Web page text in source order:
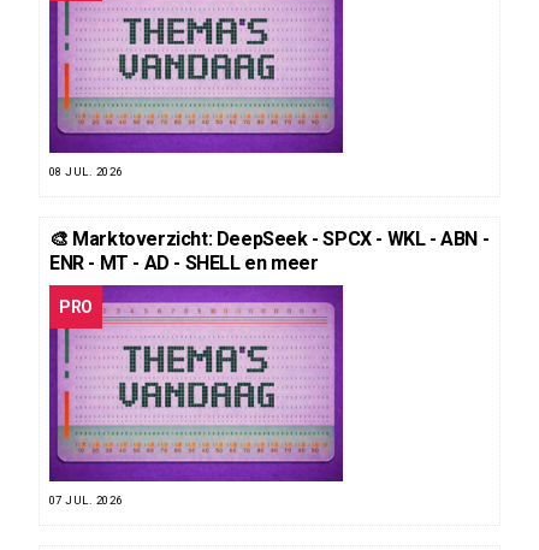
08 JUL. 2026
🎨 Marktoverzicht: DeepSeek - SPCX - WKL - ABN -
ENR - MT - AD - SHELL en meer
PRO
07 JUL. 2026